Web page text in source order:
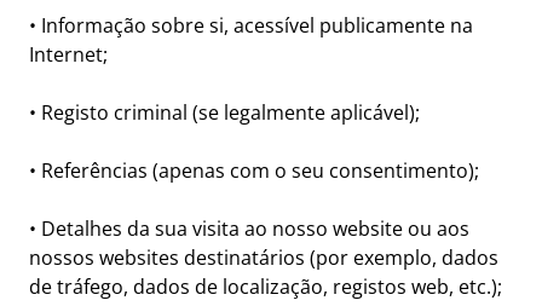
• Informação sobre si, acessível publicamente na
Internet;
• Registo criminal (se legalmente aplicável);
• Referências (apenas com o seu consentimento);
• Detalhes da sua visita ao nosso website ou aos
nossos websites destinatários (por exemplo, dados
de tráfego, dados de localização, registos web, etc.);